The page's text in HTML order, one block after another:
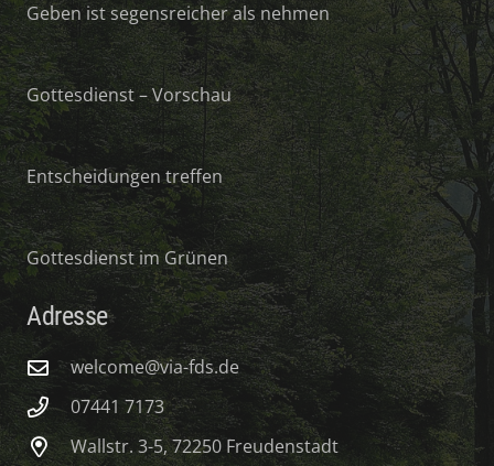
Geben ist segensreicher als nehmen
Gottesdienst – Vorschau
Entscheidungen treffen
Gottesdienst im Grünen
Adresse
welcome@via-fds.de
07441 7173
Wallstr. 3-5, 72250 Freudenstadt